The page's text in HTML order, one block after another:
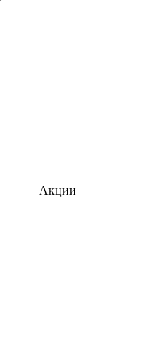
Акции